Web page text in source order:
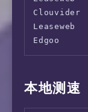
Edgoo
本地测速